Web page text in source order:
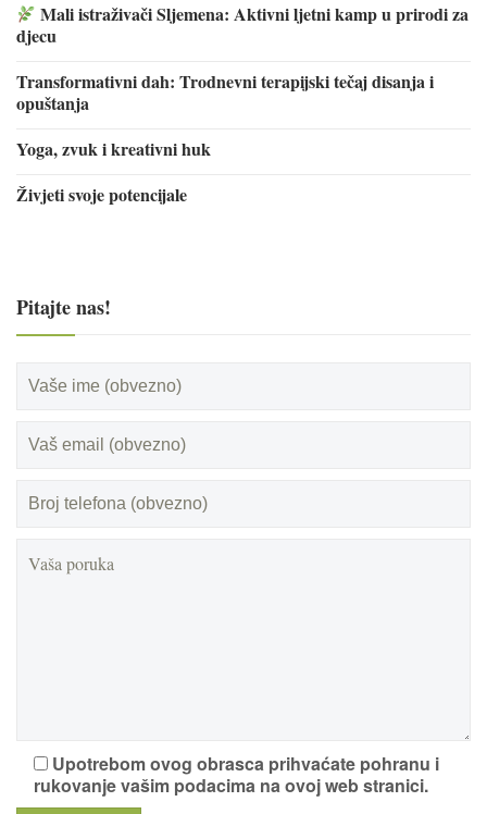
Mali istraživači Sljemena: Aktivni ljetni kamp u prirodi za
djecu
Transformativni dah: Trodnevni terapijski tečaj disanja i
opuštanja
Yoga, zvuk i kreativni huk
Živjeti svoje potencijale
Pitajte nas!
Upotrebom ovog obrasca prihvaćate pohranu i
rukovanje vašim podacima na ovoj web stranici.